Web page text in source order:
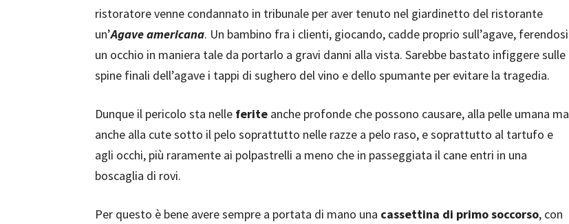
ristoratore venne condannato in tribunale per aver tenuto nel giardinetto del ristorante
un’Agaveamericana. Un bambino fra i clienti, giocando, cadde proprio sull’agave, ferendosi
un occhio in maniera tale da portarlo a gravi danni alla vista. Sarebbe bastato infiggere sulle
spine finali dell’agave i tappi di sughero del vino e dello spumante per evitare la tragedia.
Dunque il pericolo sta nelle ferite anche profonde che possono causare, alla pelle umana ma
anche alla cute sotto il pelo soprattutto nelle razze a pelo raso, e soprattutto al tartufo e
agli occhi, più raramente ai polpastrelli a meno che in passeggiata il cane entri in una
boscaglia di rovi.
Per questo è bene avere sempre a portata di mano una cassettina di primo soccorso, con